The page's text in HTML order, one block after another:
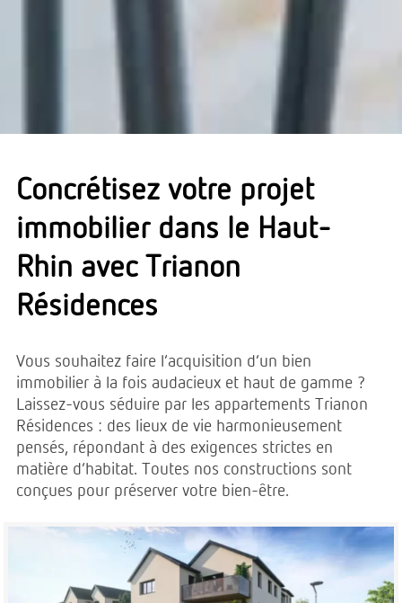
Concrétisez votre projet
immobilier dans le Haut-
Rhin avec Trianon
Résidences
Vous souhaitez faire l’acquisition d’un bien
immobilier à la fois audacieux et haut de gamme ?
Laissez-vous séduire par les appartements Trianon
Résidences : des lieux de vie harmonieusement
pensés, répondant à des exigences strictes en
matière d’habitat. Toutes nos constructions sont
conçues pour préserver votre bien-être.